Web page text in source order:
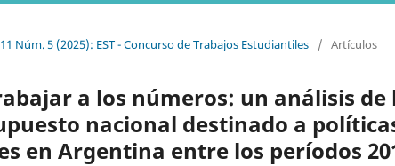
Núm. 5 (2025): EST - Concurso de Trabajos Estudiantiles / Artículos
a los números: un análisis de
nacional destinado a
en Argentina entre los períodos